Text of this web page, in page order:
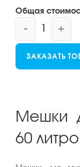
Общая
- +
ЗАКАЗАТЬ
Мешки
60